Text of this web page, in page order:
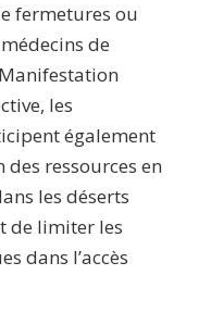
fermetures ou
de
les
également
ressources en
les déserts
de limiter les
dans l’accès